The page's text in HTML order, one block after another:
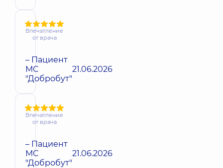
Впечатление
от врача
– Пациент
МС
"Добробут"
21.06.2026
Впечатление
от врача
– Пациент
МС
"Добробут"
21.06.2026